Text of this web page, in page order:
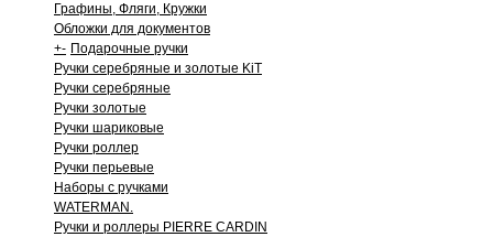
Графины, Фляги, Кружки
Обложки для документов
+- Подарочные ручки
Ручки серебряные и золотые KiT
Ручки серебряные
Ручки золотые
Ручки шариковые
Ручки роллер
Ручки перьевые
Наборы с ручками
WATERMAN.
Ручки и роллеры PIERRE CARDIN